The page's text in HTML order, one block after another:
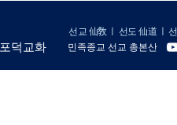
선교 仙敎 선도 仙道
민족종교 선교 총본산
포덕교화